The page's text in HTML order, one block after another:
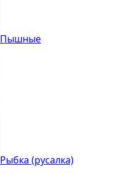
Пышные
Рыбка (русалка)